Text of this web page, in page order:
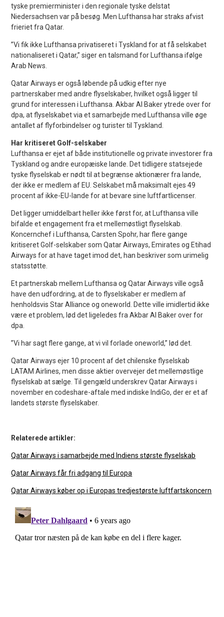
tyske premierminister i den regionale tyske delstat
Niedersachsen var på besøg. Men Lufthansa har straks afvist
frieriet fra Qatar.
”Vi fik ikke Lufthansa privatiseret i Tyskland for at få selskabet
nationaliseret i Qatar,” siger en talsmand for Lufthansa ifølge
Arab News.
Qatar Airways er også løbende på udkig efter nye
partnerskaber med andre flyselskaber, hvilket også ligger til
grund for interessen i Lufthansa. Akbar Al Baker ytrede over for
dpa, at flyselskabet via et samarbejde med Lufthansa ville øge
antallet af flyforbindelser og turister til Tyskland.
Har kritiseret Golf-selskaber
Lufthansa er ejet af både institutionelle og private investorer fra
Tyskland og andre europæiske lande. Det tidligere statsejede
tyske flyselskab er nødt til at begrænse aktionærer fra lande,
der ikke er medlem af EU. Selskabet må maksimalt ejes 49
procent af ikke-EU-lande for at bevare sine luftfartlicenser.
Det ligger umiddelbart heller ikke først for, at Lufthansa ville
bifalde et engagement fra et mellemøstligt flyselskab.
Koncernchef i Lufthansa, Carsten Spohr, har flere gange
kritiseret Golf-selskaber som Qatar Airways, Emirates og Etihad
Airways for at have taget imod det, han beskriver som urimelig
statsstøtte.
Et partnerskab mellem Lufthansa og Qatar Airways ville også
have den udfordring, at de to flyselskaber er medlem af
henholdsvis Star Alliance og oneworld. Dette ville imidlertid ikke
være et problem, lød det ligeledes fra Akbar Al Baker over for
dpa.
”Vi har sagt flere gange, at vi vil forlade oneworld,” lød det.
Qatar Airways ejer 10 procent af det chilenske flyselskab
LATAM Airlines, men disse aktier overvejer det mellemøstlige
flyselskab at sælge. Til gengæld underskrev Qatar Airways i
november en codeshare-aftale med indiske IndiGo, der er et af
landets største flyselskaber.
Relaterede artikler:
Qatar Airways i samarbejde med Indiens største flyselskab
Qatar Airways får fri adgang til Europa
Qatar Airways køber op i Europas tredjestørste luftfartskoncern